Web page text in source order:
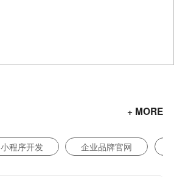
+ MORE
小程序开发 企业品牌官网